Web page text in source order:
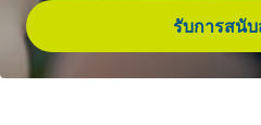
รับการสนั